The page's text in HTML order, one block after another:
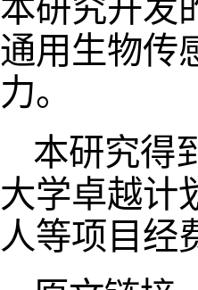
本研究开发
通用生物传
力。
本研究得
大学卓越计
人等项目经